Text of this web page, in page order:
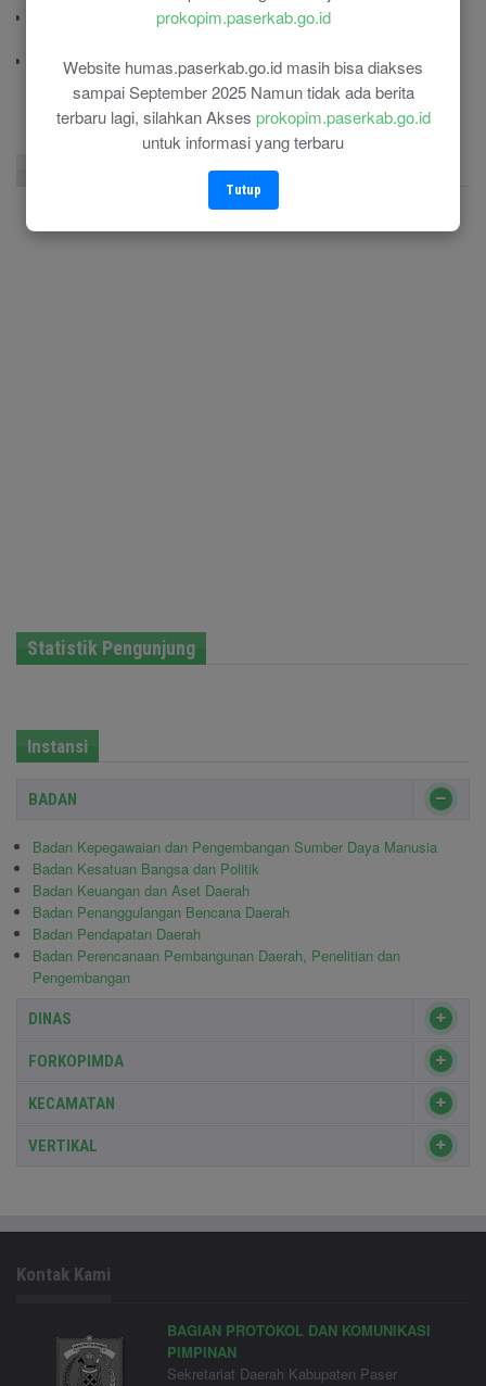
prokopim.paserkab.go.id
Website humas.paserkab.go.id masih bisa diakses
sampai September 2025 Namun tidak ada berita
terbaru lagi, silahkan Akses prokopim.paserkab.go.id
untuk informasi yang terbaru
Tutup
RSU Panglima Sebaya
Twitter Instagram
Statistik Pengunjung
Instansi
BADAN
Badan Kepegawaian dan Pengembangan Sumber Daya Manusia
Badan Kesatuan Bangsa dan Politik
Badan Keuangan dan Aset Daerah
Badan Penanggulangan Bencana Daerah
Badan Pendapatan Daerah
Badan Perencanaan Pembangunan Daerah, Penelitian dan
Pengembangan
DINAS
FORKOPIMDA
KECAMATAN
VERTIKAL
Kontak Kami
BAGIAN PROTOKOL DAN KOMUNIKASI
PIMPINAN
Sekretariat Daerah Kabupaten Paser